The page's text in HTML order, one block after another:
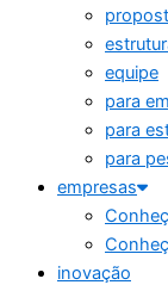
equipe
para
para
para
empresas
inovação